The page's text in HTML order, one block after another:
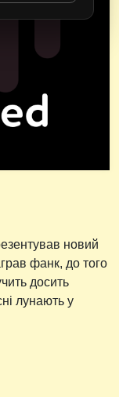
новий
фанк, до того
досить
лунають у